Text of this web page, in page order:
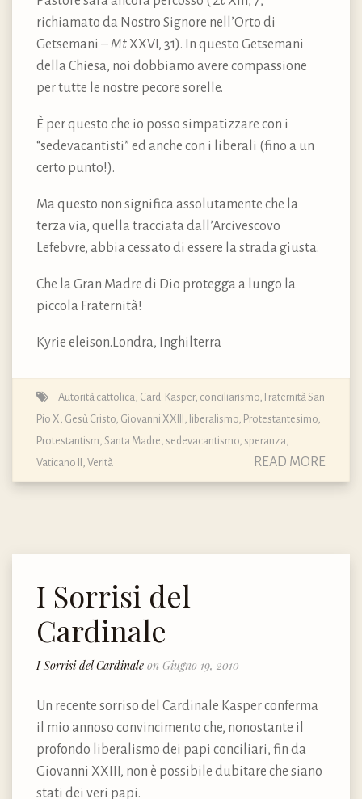
richiamato da Nostro Signore nell’Orto di
Getsemani –MtXXVI, 31). In questo Getsemani
della Chiesa, noi dobbiamo avere compassione
per tutte le nostre pecore sorelle.
È per questo che io posso simpatizzare con i
“sedevacantisti” ed anche con i liberali (fino a un
certo punto!).
Ma questo non significa assolutamente che la
terza via, quella tracciata dall’Arcivescovo
Lefebvre, abbia cessato di essere la strada giusta.
Che la Gran Madre di Dio protegga a lungo la
piccola Fraternità!
Kyrie eleison.Londra, Inghilterra
Autorità cattolica, Card. Kasper, conciliarismo, Fraternità San
Pio X, Gesù Cristo, Giovanni XXIII , liberalismo, Protestantesimo,
Protestantism, Santa Madre, sedevacantismo, speranza,
Vaticano II , Verità READ MORE
I Sorrisi del
Cardinale
I Sorrisi del Cardinale on Giugno 19, 2010
Un recente sorriso del Cardinale Kasper conferma
il mio annoso convincimento che, nonostante il
profondo liberalismo dei papi conciliari, fin da
Giovanni XXIII, non è possibile dubitare che siano
stati dei veri papi.